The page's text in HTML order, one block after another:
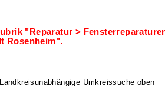
"Reparatur >
Rosenheim".
Umkreissuche oben